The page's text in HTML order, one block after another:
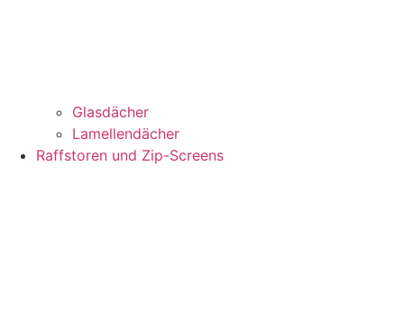
Glasdächer
Lamellendächer
Raffstoren und Zip-Screens